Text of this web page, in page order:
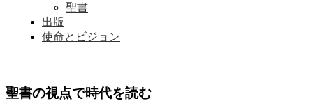
聖書
出版
使命とビジョン
聖書の視点で時代を読む